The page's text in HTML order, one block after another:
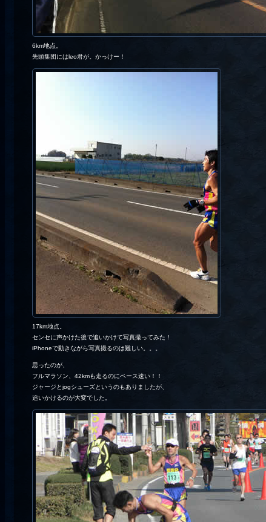
6km地点。
先頭集団にはleo君が。かっけー！
17km地点。
センセに声かけた後で追いかけて写真撮ってみた！
iPhoneで動きながら写真撮るのは難しい。。。
思ったのが、
フルマラソン、42kmも走るのにペース速い！！
ジャージとjogシューズというのもありましたが、
追いかけるのが大変でした。